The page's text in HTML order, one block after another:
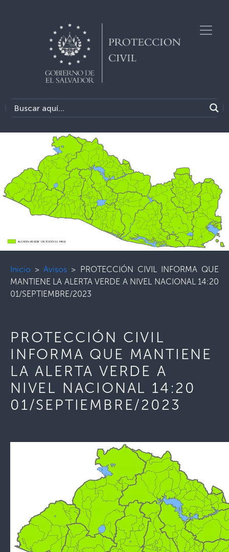
Inicio >Avisos > PROTECCIÓN CIVIL INFORMA QUE
MANTIENE LA ALERTA VERDE A NIVEL NACIONAL 14:20
01/SEPTIEMBRE/2023
PROTECCIÓN CIVIL
INFORMA QUE MANTIENE
LA ALERTA VERDE A
NIVEL NACIONAL 14:20
01/SEPTIEMBRE/2023